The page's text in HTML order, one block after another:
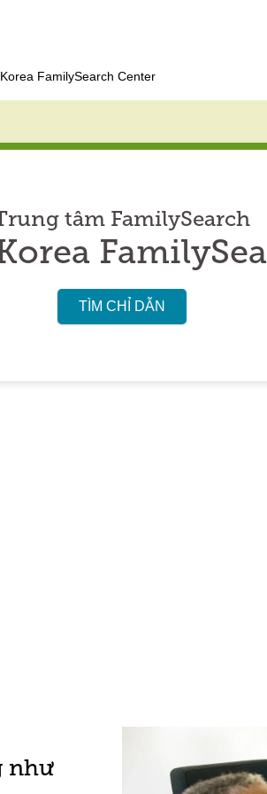
FamilySearch Center
tâm FamilySearch
TÌM CHỈ DẪN
như